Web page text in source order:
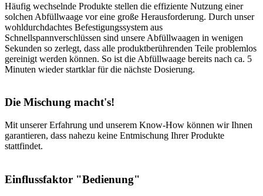
Häufig wechselnde Produkte stellen die effiziente Nutzung einer
solchen Abfüllwaage vor eine große Herausforderung. Durch unser
wohldurchdachtes Befestigungssystem aus
Schnellspannverschlüssen sind unsere Abfüllwaagen in wenigen
Sekunden so zerlegt, dass alle produktberührenden Teile problemlos
gereinigt werden können. So ist die Abfüllwaage bereits nach ca. 5
Minuten wieder startklar für die nächste Dosierung.
Die Mischung macht's!
Mit unserer Erfahrung und unserem Know-How können wir Ihnen
garantieren, dass nahezu keine Entmischung Ihrer Produkte
stattfindet.
Einflussfaktor "Bedienung"